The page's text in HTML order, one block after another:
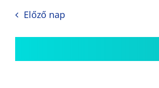
Előző nap